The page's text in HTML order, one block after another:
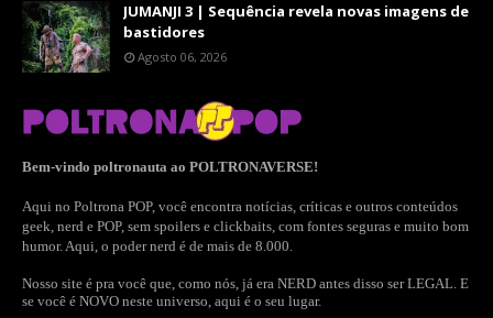
JUMANJI 3 | Sequência revela novas imagens de
bastidores
Agosto 06, 2026
Bem-vindo poltronauta ao POLTRONAVERSE!
Aqui no Poltrona POP, você encontra notícias, críticas e outros conteúdos
geek, nerd e POP, sem spoilers e clickbaits, com fontes seguras e muito bom
humor. Aqui, o poder nerd é de mais de 8.000.
Nosso site é pra você que, como nós, já era NERD antes disso ser LEGAL. E
se você é NOVO neste universo, aqui é o seu lugar.